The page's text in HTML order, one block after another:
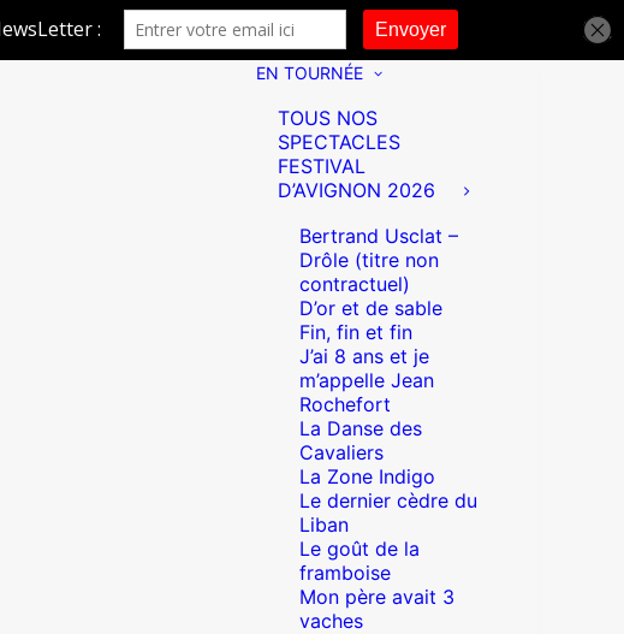
EN TOURNÉE
TOUS NOS
SPECTACLES
FESTIVAL
D’AVIGNON 2026
Bertrand Usclat –
Drôle (titre non
contractuel)
D’or et de sable
Fin, fin et fin
J’ai 8 ans et je
m’appelle Jean
Rochefort
La Danse des
Cavaliers
La Zone Indigo
Le dernier cèdre du
Liban
Le goût de la
framboise
Mon père avait 3
vaches